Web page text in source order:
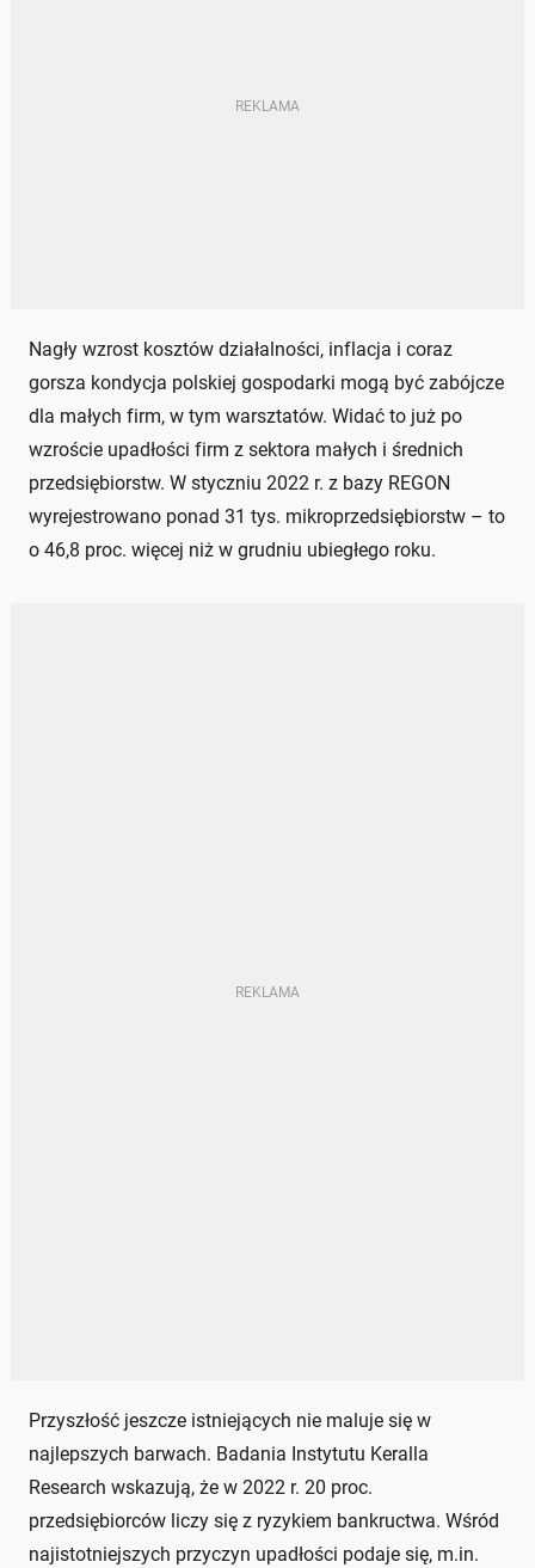
Nagły wzrost kosztów działalności, inflacja i coraz
gorsza kondycja polskiej gospodarki mogą być zabójcze
dla małych firm, w tym warsztatów. Widać to już po
wzroście upadłości firm z sektora małych i średnich
przedsiębiorstw. W styczniu 2022 r. z bazy REGON
wyrejestrowano ponad 31 tys. mikroprzedsiębiorstw – to
o 46,8 proc. więcej niż w grudniu ubiegłego roku.
Przyszłość jeszcze istniejących nie maluje się w
najlepszych barwach. Badania Instytutu Keralla
Research wskazują, że w 2022 r. 20 proc.
przedsiębiorców liczy się z ryzykiem bankructwa. Wśród
najistotniejszych przyczyn upadłości podaje się, m.in.